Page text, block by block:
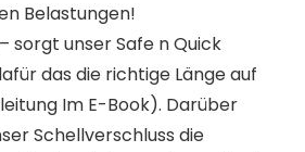
Belastungen!
sorgt unser Safe n Quick
das die richtige Länge auf
Im E-Book). Darüber
Schellverschluss die